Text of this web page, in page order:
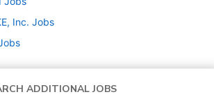
Inc. Jobs
ADDITIONAL JOBS